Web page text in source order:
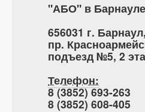
"АБО" в Барнауле
656031 г. Барнаул,
пр.
подъезд №5, 2
Телефон:
8 (3852) 693-263
8 (3852) 608-405